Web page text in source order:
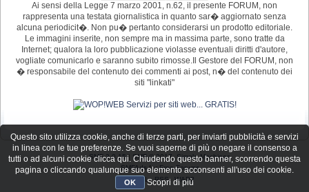
Ai sensi della Legge 7 marzo 2001, n.62, il presente FORUM, non
rappresenta una testata giornalistica in quanto sar� aggiornato senza
alcuna periodicit�. Non pu� pertanto considerarsi un prodotto editoriale.
Le immagini inserite, non sempre ma in massima parte, sono tratte da
Internet; qualora la loro pubblicazione violasse eventuali diritti d'autore,
vogliate comunicarlo e saranno subito rimosse.Il Gestore del FORUM, non
� responsabile del contenuto dei commenti ai post, n� del contenuto dei
siti "linkati"
SMF 2.0.15| SMF © 2017, Simple Machines
SMFAdsforFree Forums
XHTML
RSS WAP2
Questo sito utilizza cookie, anche di terze parti, per inviarti pubblicità e servizi
in linea con le tue preferenze. Se vuoi saperne di più o negare il consenso a
tutti o ad alcuni cookie clicca qui. Chiudendo questo banner, scorrendo questa
pagina o cliccando qualunque suo elemento acconsenti all'uso dei cookie.
OK Scopri di più